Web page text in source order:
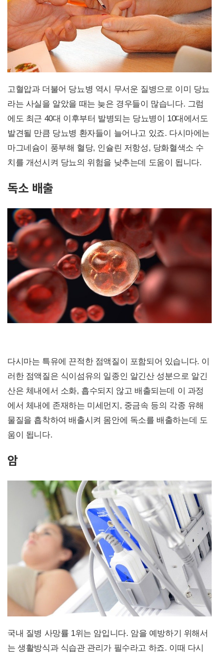
고혈압과 더불어 당뇨병 역시 무서운 질병으로 이미 당뇨
라는 사실을 알았을 때는 늦은 경우들이 많습니다. 그럼
에도 최근 40대 이후부터 발병되는 당뇨병이 10대에서도
발견될 만큼 당뇨병 환자들이 늘어나고 있죠. 다시마에는
마그네슘이 풍부해 혈당, 인슐린 저항성, 당화혈색소 수
치를 개선시켜 당뇨의 위험을 낮추는데 도움이 됩니다.
독소 배출
다시마는 특유에 끈적한 점액질이 포함되어 있습니다. 이
러한 점액질은 식이섬유의 일종인 알긴산 성분으로 알긴
산은 체내에서 소화, 흡수되지 않고 배출되는데 이 과정
에서 체내에 존재하는 미세먼지, 중금속 등의 각종 유해
물질을 흡착하여 배출시켜 몸안에 독소를 배출하는데 도
움이 됩니다.
암
국내 질병 사망률 1위는 암입니다. 암을 예방하기 위해서
는 생활방식과 식습관 관리가 필수라고 하죠. 이때 다시